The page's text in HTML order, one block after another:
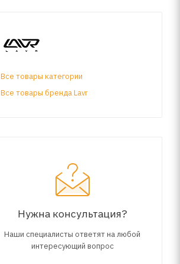
Все товары категории
Все товары бренда Lavr
Нужна консультация?
Наши специалисты ответят на любой
интересующий вопрос